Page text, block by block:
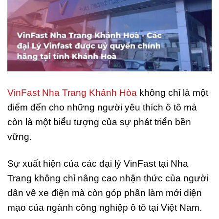
VinFast Nha Trang Khánh Hòa không chỉ là một
điểm đến cho những người yêu thích ô tô mà
còn là một biểu tượng của sự phát triển bền
vững.
Sự xuất hiện của các đại lý VinFast tại Nha
Trang không chỉ nâng cao nhận thức của người
dân về xe điện mà còn góp phần làm mới diện
mạo của ngành công nghiệp ô tô tại Việt Nam.